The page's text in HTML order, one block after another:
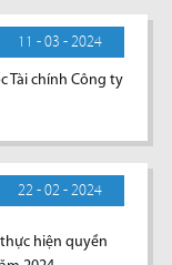
11 - 03 - 2024
Tài chính Công ty
22 - 02 - 2024
hiện quyền